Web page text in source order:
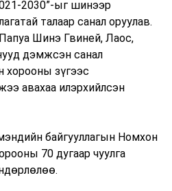
2030”-ыг шинээр
талаар санал оруулав.
Шинэ Гвиней, Лаос,
дэмжсэн санал
хорооны зүгээс
авахаа илэрхийлсэн
байгууллагын Номхон
70 дугаар чуулга